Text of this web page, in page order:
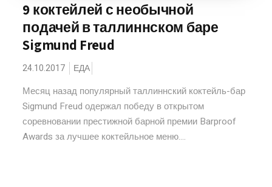
9 коктейлей с необычной
подачей в таллиннском баре
Sigmund Freud
24.10.2017 ЕДА
Месяц назад популярный таллиннский коктейль-бар
Sigmund Freud одержал победу в открытом
соревновании престижной барной премии Barproof
Awards за лучшее коктейльное меню....